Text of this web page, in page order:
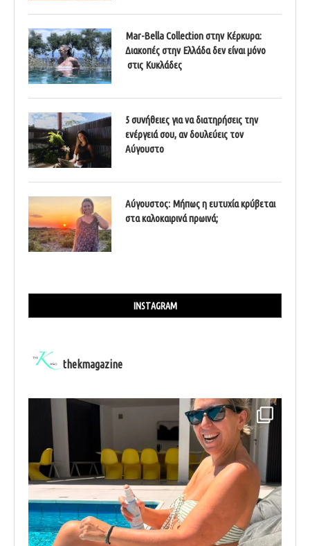
Mar-Bella Collection στην Κέρκυρα:
Διακοπές στην Ελλάδα δεν είναι μόνο
στις Κυκλάδες
5 συνήθειες για να διατηρήσεις την
ενέργειά σου, αν δουλεύεις τον
Αύγουστο
Αύγουστος: Μήπως η ευτυχία κρύβεται
στα καλοκαιρινά πρωινά;
INSTAGRAM
thekmagazine